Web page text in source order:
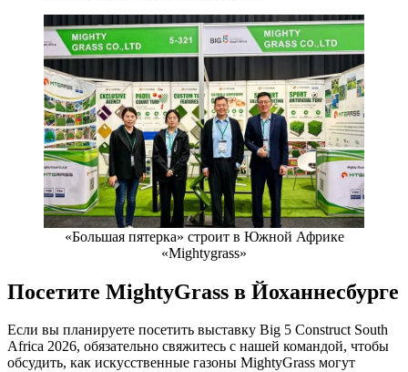
«Большая пятерка» строит в Южной Африке
«Mightygrass»
Посетите MightyGrass в Йоханнесбурге
Если вы планируете посетить выставку Big 5 Construct South
Africa 2026, обязательно свяжитесь с нашей командой, чтобы
обсудить, как искусственные газоны MightyGrass могут